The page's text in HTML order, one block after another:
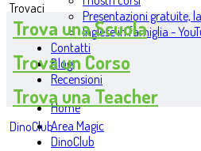
Presentazioni gratuite,
Inglese in famiglia -
Contatti
Blog
Recensioni
Home
Area Magic
DinoClub
Trovaci
Trova una Scuola
Trova un Corso
Trova una Teacher
DinoClub